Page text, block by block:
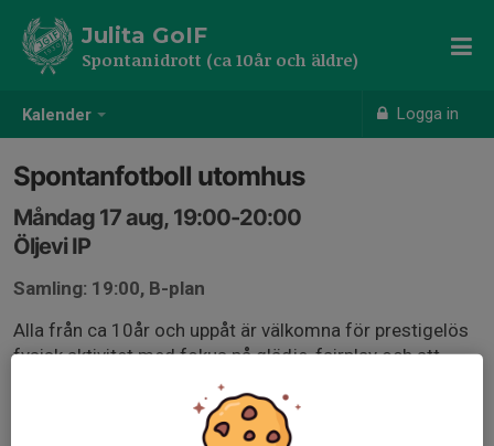
Kalender Logga in
Julita GoIF
Spontanidrott (ca 10år och äldre)
Spontanfotboll utomhus
Måndag 17 aug, 19:00-20:00
Öljevi IP
Samling: 19:00, B-plan
Alla från ca 10år och uppåt är välkomna för prestigelös
fysisk aktivitet med fokus på glädje, fairplay och att